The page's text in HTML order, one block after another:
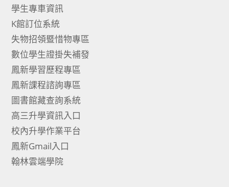
學生專車資訊
K館訂位系統
失物招領暨惜物專區
數位學生證掛失補發
鳳新學習歷程專區
鳳新課程諮詢專區
圖書館藏查詢系統
高三升學資訊入口
校內升學作業平台
鳳新Gmail入口
翰林雲端學院